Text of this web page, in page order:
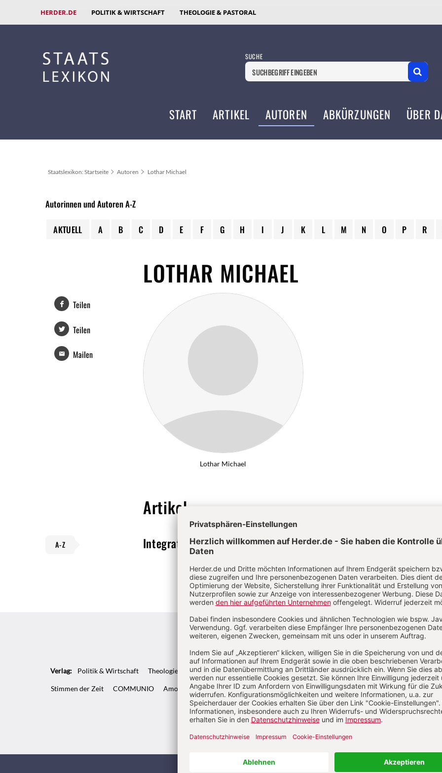
HERDER.DE POLITIK & WIRTSCHAFT THEOLOGIE & PASTORAL
SUCHE
START ARTIKEL AUTOREN ABKÜRZUNGEN ÜBER
Staatslexikon: Startseite Autoren Lothar Michael
Autorinnen und Autoren A-Z
AKTUELL A B C D E F G H I J K L M N O P R
LOTHAR MICHAEL
Lothar Michael
Teilen
Teilen
Mailen
Artikel
A-Z Integrationslehre Von Lothar Michael
Kategorien: Artikel Autoren Abkürzungen Über das Lexikon
Verlag: Politik & Wirtschaft Theologie & Pastoral Pädagogik & Kinderbuch kindergarten heute Fachmagazin,
Stimmen der Zeit COMMUNIO Amosinternational Biblische Notizen Diakonia Römische Quartalschrift ANTIKE
Kundenservice+49 761 2717200 kundenservice@herder.de Abo online